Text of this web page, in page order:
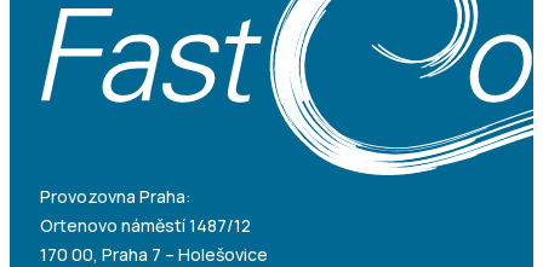
Provozovna Praha:
Ortenovo náměstí 1487/12
170 00, Praha 7 – Holešovice